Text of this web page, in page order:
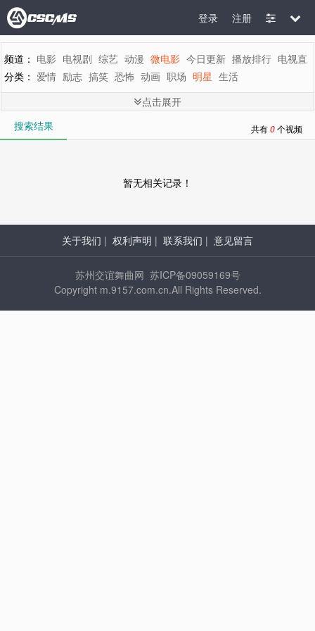
注册
登录
频道： 电影 电视剧 综艺 动漫 微电影 今日更新 播放排行 电视直
分类： 爱情 励志 搞笑 恐怖 动画 职场 明星 生活
地区： 全部 内地 香港 台湾 韩国 泰国 日本 美国 英国 新加坡
年代： 全部 2015 2014 2013 2012 2011 2010 2009 2008 2007
字母： 全部 P Q R S
点击展开
搜索结果
共有0个视频
暂无相关记录！
关于我们 | 权利声明 | 联系我们 | 意见留言
苏州交谊舞曲网 苏ICP备09059169号
Copyright m.9157.com.cn.All Rights Reserved.